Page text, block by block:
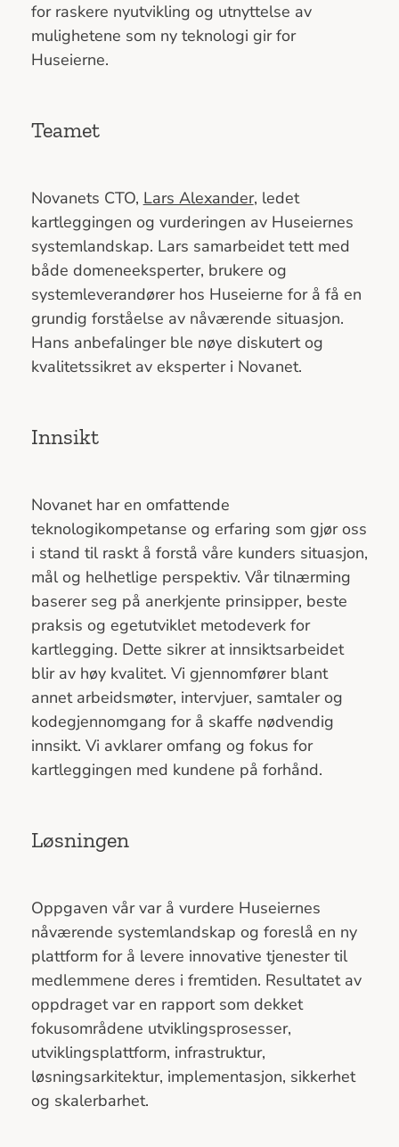
for raskere nyutvikling og utnyttelse av
mulighetene som ny teknologi gir for
Huseierne.
Teamet
Novanets CTO, Lars Alexander, ledet
kartleggingen og vurderingen av Huseiernes
systemlandskap. Lars samarbeidet tett med
både domeneeksperter, brukere og
systemleverandører hos Huseierne for å få en
grundig forståelse av nåværende situasjon.
Hans anbefalinger ble nøye diskutert og
kvalitetssikret av eksperter i Novanet.
Innsikt
Novanet har en omfattende
teknologikompetanse og erfaring som gjør oss
i stand til raskt å forstå våre kunders situasjon,
mål og helhetlige perspektiv. Vår tilnærming
baserer seg på anerkjente prinsipper, beste
praksis og egetutviklet metodeverk for
kartlegging. Dette sikrer at innsiktsarbeidet
blir av høy kvalitet. Vi gjennomfører blant
annet arbeidsmøter, intervjuer, samtaler og
kodegjennomgang for å skaffe nødvendig
innsikt. Vi avklarer omfang og fokus for
kartleggingen med kundene på forhånd.
Løsningen
Oppgaven vår var å vurdere Huseiernes
nåværende systemlandskap og foreslå en ny
plattform for å levere innovative tjenester til
medlemmene deres i fremtiden. Resultatet av
oppdraget var en rapport som dekket
fokusområdene utviklingsprosesser,
utviklingsplattform, infrastruktur,
løsningsarkitektur, implementasjon, sikkerhet
og skalerbarhet.